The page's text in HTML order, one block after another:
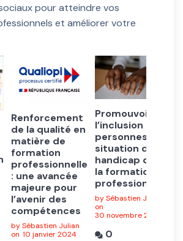
pour atteindre vos
et améliorer votre
Renforcement
de la qualité en
matière de
formation
professionnelle
: une avancée
majeure pour
l’avenir des
compétences
by Sébastien Julian
on 10 janvier 2024
Promouvoir
l’inclusion des
personnes en
situation de
handicap dans
la formation
professionnelle
by Sébastien Julian
on
30 novembre 2024
0